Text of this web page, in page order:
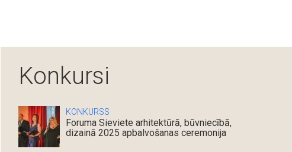
Konkursi
KONKURSS
Foruma Sieviete arhitektūrā, būvniecībā,
dizainā 2025 apbalvošanas ceremonija